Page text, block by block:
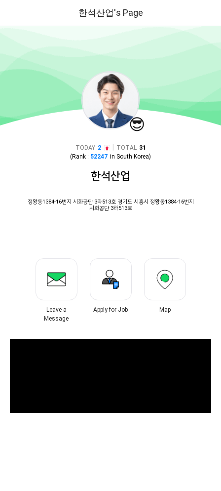
한석산업's Page
😎
TODAY 2 TOTAL 31
(Rank : 52247 in South Korea)
한석산업
정왕동1384-16번지 시화공단 3라513호 경기도 시흥시 정왕동1384-16번지
시화공단 3라513호
Leave a
Message
Apply for Job Map